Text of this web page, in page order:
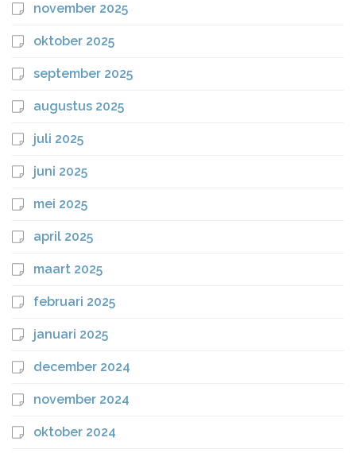
november 2025
oktober 2025
september 2025
augustus 2025
juli 2025
juni 2025
mei 2025
april 2025
maart 2025
februari 2025
januari 2025
december 2024
november 2024
oktober 2024